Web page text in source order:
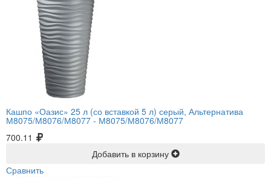
Кашпо «Оазис» 25 л (со вставкой 5 л) серый, Альтернатива
М8075/М8076/М8077 - М8075/М8076/М8077
700.11
Добавить в корзину
Сравнить